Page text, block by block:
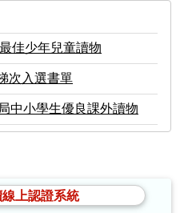
佳少年兒童讀物
次入選書單
中小學生優良課外讀物
上認證系統